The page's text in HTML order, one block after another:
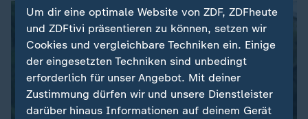
Um dir eine optimale Website von ZDF, ZDFheute
und ZDFtivi präsentieren zu können, setzen wir
Cookies und vergleichbare Techniken ein. Einige
der eingesetzten Techniken sind unbedingt
erforderlich für unser Angebot. Mit deiner
Zustimmung dürfen wir und unsere Dienstleister
darüber hinaus Informationen auf deinem Gerät